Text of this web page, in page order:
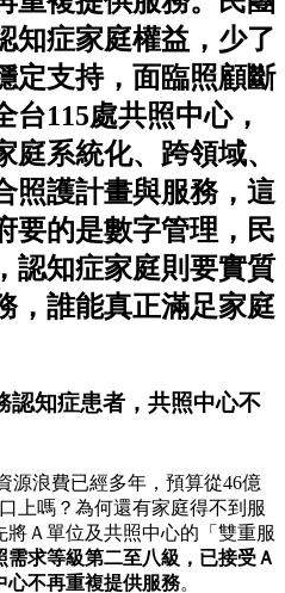
知症家庭權益，少了
定支持，面臨照顧斷
115處共照中心，
系統化、跨領域、
照護計畫與服務，這
要的是數字管理，民
認知症家庭則要實質
，誰能真正滿足家庭
認知症患者， 共照中心不
源浪費已經多年，預算從46億
上嗎？為何還有家庭得不到服
Ａ單位及共照中心的「雙重服
需求等級第二至八級，已接受Ａ
心不再重複提供服務。